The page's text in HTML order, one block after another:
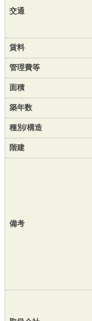
交通
賃料
管理費等
面積
築年数
種別/構造
階建
備考